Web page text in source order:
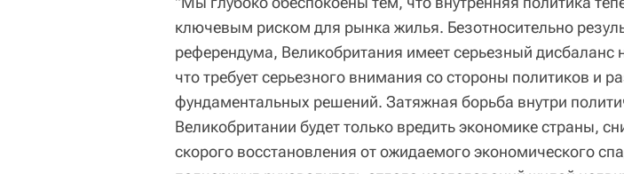
ключевым риском для рынка жилья. Безотносительно
референдума, Великобритания имеет серьезный дисбаланс
что требует серьезного внимания со стороны политиков и
фундаментальных решений. Затяжная борьба внутри
Великобритании будет только вредить экономике страны,
скорого восстановления от ожидаемого экономического